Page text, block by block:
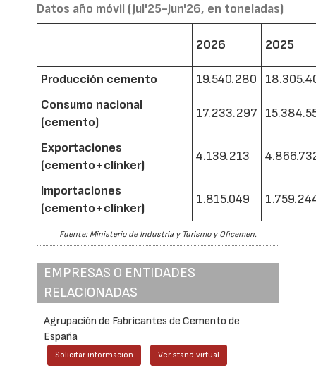
Datos año móvil (jul'25-jun'26, en toneladas)
2026 2025
Producción cemento 19.540.280
Consumo nacional
(cemento)
17.233.297
Exportaciones
(cemento+clínker)
4.139.213
Importaciones
(cemento+clínker)
1.815.049
Fuente: Ministerio de Industria y Turismo y Oficemen.
EMPRESAS O ENTIDADES
RELACIONADAS
Agrupación de Fabricantes de Cemento de
España
Solicitar información Ver stand virtual